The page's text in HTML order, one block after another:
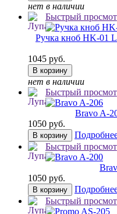
нет в наличии
Быстрый
Ручка кноб HK-01
1045 руб.
В корзину
нет в наличии
Быстрый
Bravo A-
1050 руб.
В корзину
Быстрый
1050 руб.
В корзину
Быстрый